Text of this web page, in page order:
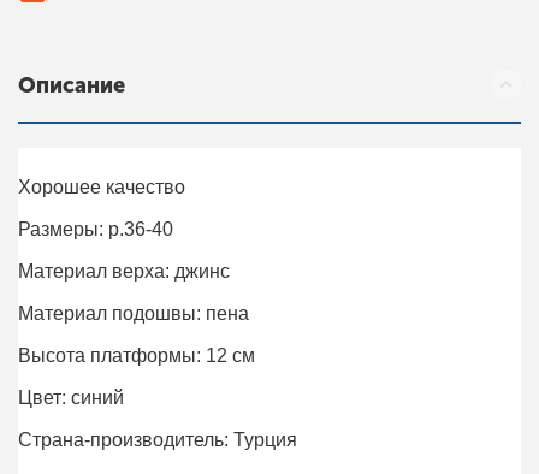
Описание
Хорошее качество
Размеры: р.36-40
Материал верха: джинс
Материал подошвы: пена
Высота платформы: 12 см
Цвет: синий
Страна-производитель: Турция